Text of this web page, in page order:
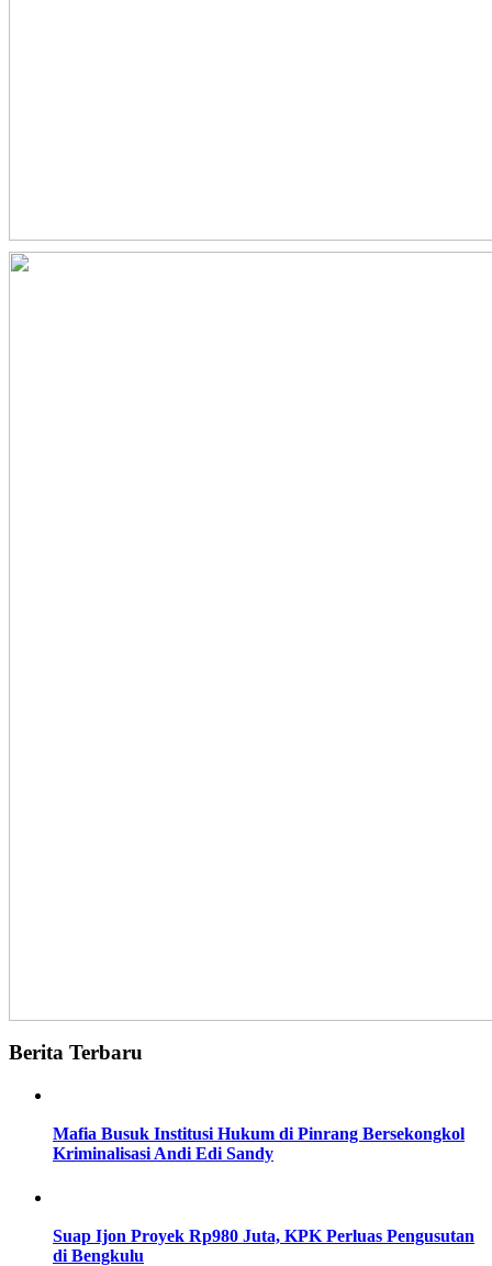
Berita Terbaru
Mafia Busuk Institusi Hukum di Pinrang Bersekongkol
Kriminalisasi Andi Edi Sandy
Suap Ijon Proyek Rp980 Juta, KPK Perluas Pengusutan
di Bengkulu